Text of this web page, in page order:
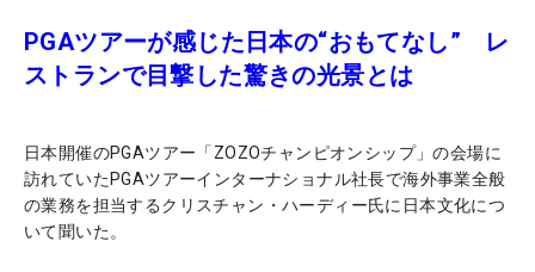
PGAツアーが感じた日本の“おもてなし” レ
ストランで目撃した驚きの光景とは
日本開催のPGAツアー「ZOZOチャンピオンシップ」の会場に
訪れていたPGAツアーインターナショナル社長で海外事業全般
の業務を担当するクリスチャン・ハーディー氏に日本文化につ
いて聞いた。